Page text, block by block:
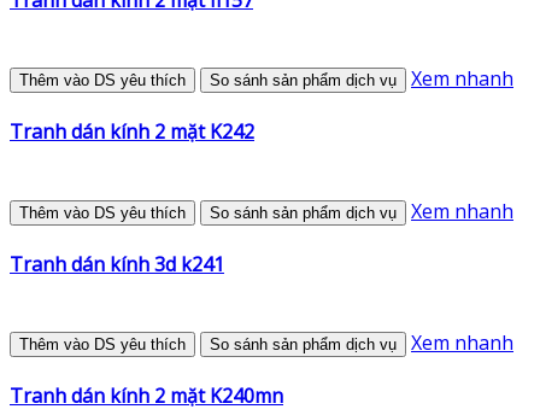
Thêm vào DS yêu thích So sánh sản phẩm dịch vụ Xem nhanh
Tranh dán kính 2 mặt K242
Thêm vào DS yêu thích So sánh sản phẩm dịch vụ Xem nhanh
Tranh dán kính 3d k241
Thêm vào DS yêu thích So sánh sản phẩm dịch vụ Xem nhanh
Tranh dán kính 2 mặt K240mn